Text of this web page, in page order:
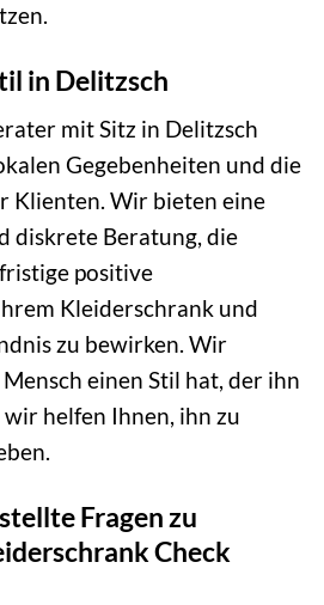
in Delitzsch
mit Sitz in Delitzsch
Gegebenheiten und die
Klienten. Wir bieten eine
diskrete Beratung, die
positive
Kleiderschrank und
zu bewirken. Wir
einen Stil hat, der ihn
helfen Ihnen, ihn zu
Fragen zu
Check